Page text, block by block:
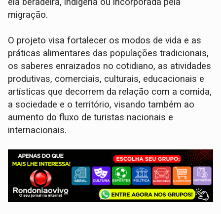
migração.
O projeto visa fortalecer os modos de vida e as
práticas alimentares das populações tradicionais,
os saberes enraizados no cotidiano, as atividades
produtivas, comerciais, culturais, educacionais e
artísticas que decorrem da relação com a comida,
a sociedade e o território, visando também ao
aumento do fluxo de turistas nacionais e
internacionais.